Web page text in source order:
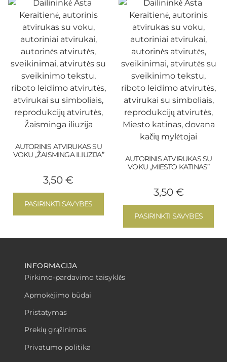
AUTORINIS ATVIRUKAS SU
VOKU „ŽAISMINGA ILIUZIJA”
3,50€
PASIRINKTI SAVYBES
AUTORINIS ATVIRUKAS SU
VOKU „MIESTO KATINAS”
3,50 €
PASIRINKTI SAVYBES
INFORMACIJA
Pirkimo-pardavimo taisyklės
Apmokėjimo būdai
Pristatymas
Prekių grąžinimas
Privatumo politika